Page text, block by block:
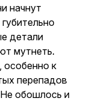
начнут
детали
мутнеть.
особенно к
перепадов
обошлось и